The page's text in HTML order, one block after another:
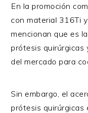
En la promoción
con material 316Ti
mencionan que es
prótesis quirúrgicas
del mercado para
Sin embargo, el
prótesis quirúrgicas